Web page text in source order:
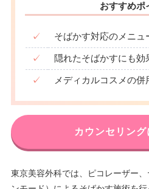
おすすめポ
✓ そばかす対応のメニ
✓ 隠れたそばかすにも効
✓ メディカルコスメの併
カウンセリン
東京美容外科では、ピコレーザー